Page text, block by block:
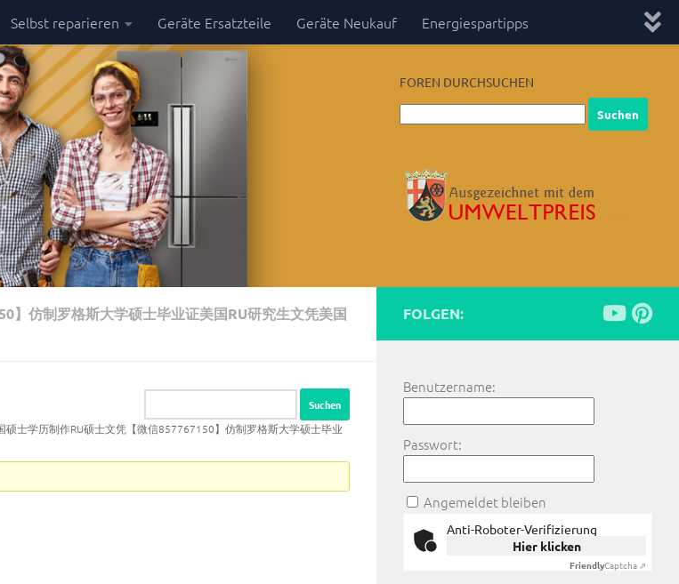
Selbst reparieren Geräte Ersatzteile Geräte Neukauf Energiespartipps
FOREN DURCHSUCHEN
】仿制罗格斯大学硕士毕业证美国RU研究生文凭美国
硕士学历制作RU硕士文凭【微信857767150】仿制罗格斯大学硕士毕业
FOLGEN:
Benutzername:
Passwort:
Angemeldet bleiben
Anti-Roboter-Verifizierung
Hier klicken
FriendlyCaptcha ⇗